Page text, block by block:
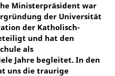
Ministerpräsident war
der Universität
der Katholisch-
und hat den
als
Jahre begleitet. In den
uns die traurige